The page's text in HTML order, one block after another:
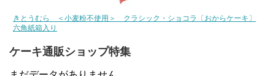
きとうむら ＜小麦粉不使用＞ クラシック・ショコラ〔おからケーキ〕
六角紙箱入り
ケーキ通販ショップ特集